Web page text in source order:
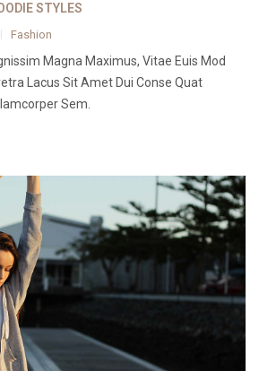
STYLES
Fashion
Magna Maximus, Vitae Euis Mod
Lacus Sit Amet Dui Conse Quat
Sem.